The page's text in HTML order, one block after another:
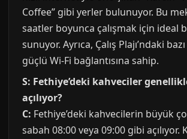
Coffee” gibi yerler bulunuyor. Bu
saatler boyunca çalışmak için ideal
sunuyor. Ayrıca, Çalış Plajı’ndaki
güçlü Wi-Fi bağlantısına sahip.
S: Fethiye’deki kahveciler
açılıyor?
C: Fethiye’deki kahvecilerin büyük
sabah 08:00 veya 09:00 gibi açılıyor.